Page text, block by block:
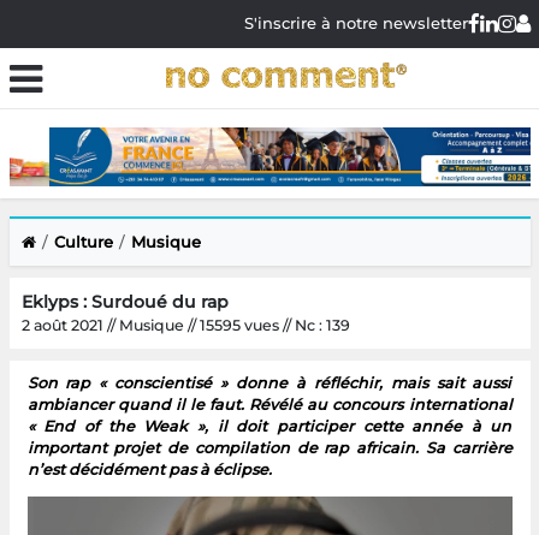
S'inscrire à notre newsletter
Culture Musique
Eklyps : Surdoué du rap
2 août 2021 // Musique // 15595 vues // Nc : 139
Son rap « conscientisé » donne à réfléchir, mais sait aussi
ambiancer quand il le faut. Révélé au concours international
« End of the Weak », il doit participer cette année à un
important projet de compilation de rap africain. Sa carrière
n’est décidément pas à éclipse.